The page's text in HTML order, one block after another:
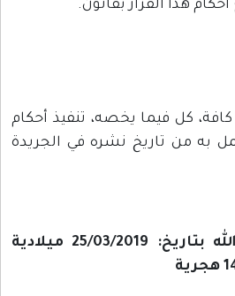
هذا القرار بقانون.
كل فيما يخصه، تنفيذ أحكام
به من تاريخ نشره في الجريدة
صدر في مدينة رام الله بتاريخ: 25/03/2019 ميلادية